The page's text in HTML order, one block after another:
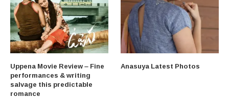
Uppena Movie Review – Fine
performances & writing
salvage this predictable
romance
Anasuya Latest Photos